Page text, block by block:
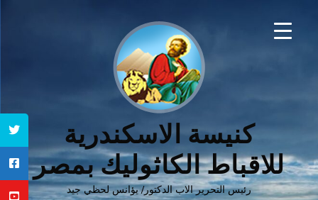
كنيسة الاسكندرية
للاقباط الكاثوليك بمصر
رئيس التحرير الاب الدكتور/ يؤانس لحظي جيد